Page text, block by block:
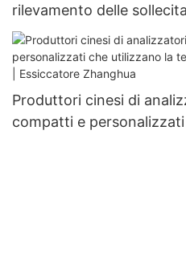
rilevamento delle
recipienti a pressione
Produttori cinesi di
compatti e